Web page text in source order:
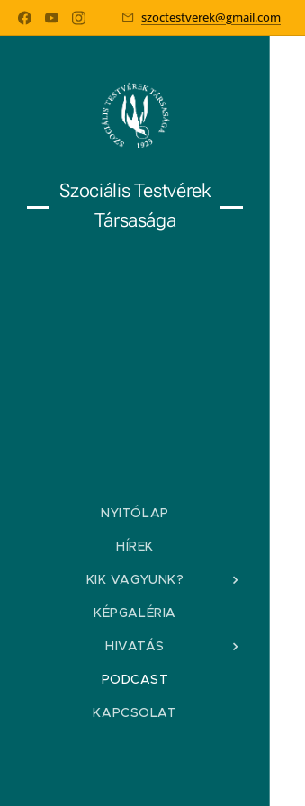
szoctestverek@gmail.com
Szociális Testvérek
Társasága
NYITÓLAP
HÍREK
KIK VAGYUNK?
KÉPGALÉRIA
HIVATÁS
PODCAST
KAPCSOLAT